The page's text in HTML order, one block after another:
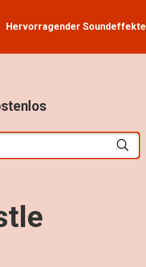
Hervorragender Soundeffekte